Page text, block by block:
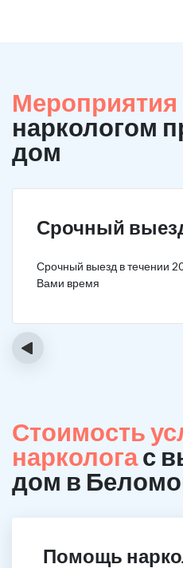
наркологом
дом
Срочный
Срочный выезд в течении
Вами время
‹
Стоимость
наркологас
дом в
Помощь